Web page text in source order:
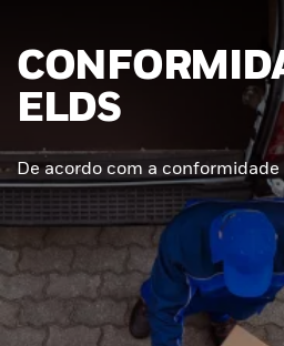
ELDS
De acordo com a